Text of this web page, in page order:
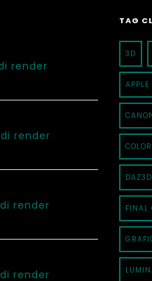
render
render
render
render
TAG
3D
APPLE
DAZ3D
FINAL